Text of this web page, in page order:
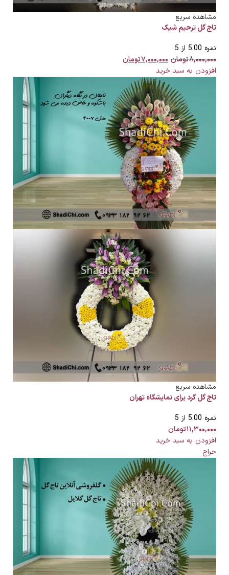
مشاهده سریع
تاج گل ترحیم شیک
نمره 5.00 از 5
۸,۰۰۰,۰۰۰تومان ۷,۰۰۰,۰۰۰تومان
افزودن به سبد خرید
مشاهده سریع
تاج گل گرد برای نمایشگاه تهران
نمره 5.00 از 5
۱۱,۳۰۰,۰۰۰تومان
افزودن به سبد خرید
حراج